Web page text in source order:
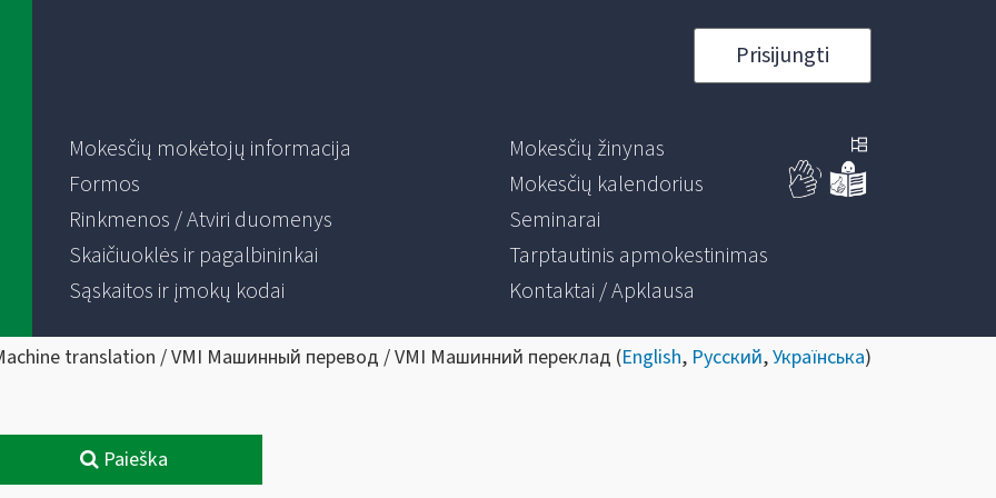
Prisijungti
Mokesčių mokėtojų informacija
Formos
Rinkmenos / Atviri duomenys
Skaičiuoklės ir pagalbininkai
Sąskaitos ir įmokų kodai
Mokesčių žinynas
Mokesčių kalendorius
Seminarai
Tarptautinis apmokestinimas
Kontaktai / Apklausa
translation / VMI Машинный перевод / VMI Машинний переклад (English, Русский,Українська)
Paieška